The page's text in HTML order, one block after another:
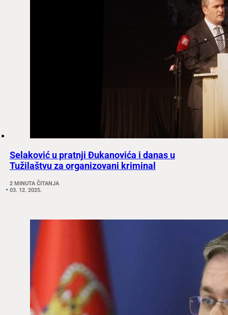
Selaković u pratnji Đukanovića i danas u
Tužilaštvu za organizovani kriminal
2 MINUTA ČITANJA
03. 12. 2025.